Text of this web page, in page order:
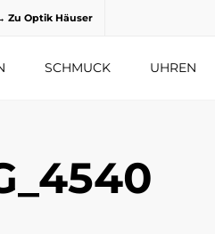
Zu Optik Häuser
SCHMUCK UHREN